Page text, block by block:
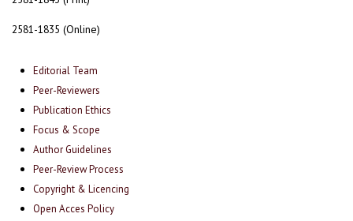
2581-1835 (Online)
Editorial Team
Peer-Reviewers
Publication Ethics
Focus & Scope
Author Guidelines
Peer-Review Process
Copyright & Licencing
Open Acces Policy